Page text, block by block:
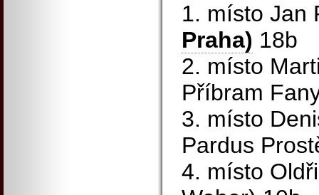
1. místo Jan
Praha) 18b
2. místo
Příbram
3. místo
Pardus
4. místo